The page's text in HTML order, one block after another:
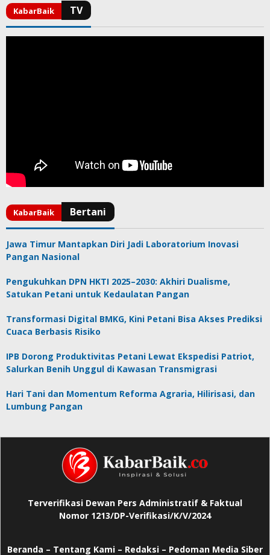
Jawa Timur Mantapkan Diri Jadi Laboratorium Inovasi
Pangan Nasional
Pengukuhkan DPN HKTI 2025–2030: Akhiri Dualisme,
Satukan Petani untuk Kedaulatan Pangan
Transformasi Digital BMKG, Kini Petani Bisa Akses Prediksi
Cuaca Berbasis Risiko
IPB Dorong Produktivitas Petani Lewat Ekspedisi Patriot,
Salurkan Benih Unggul di Kawasan Transmigrasi
Hari Tani dan Momentum Reforma Agraria, Hilirisasi, dan
Lumbung Pangan
Terverifikasi Dewan Pers Administratif & Faktual
Nomor 1213/DP-Verifikasi/K/V/2024
Beranda – Tentang Kami – Redaksi – Pedoman Media Siber